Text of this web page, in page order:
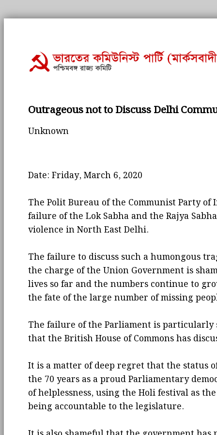
Outrageous not to Discuss Delhi
Unknown
Date: Friday, March 6, 2020
The Polit Bureau of the Communist Party
failure of the Lok Sabha and the Rajya
violence in North East Delhi.
The failure to discuss such a humongous
the charge of the Union Government is
lives so far and the numbers continue to
the fate of the large number of missing
The failure of the Parliament is
that the British House of Commons has
It is a matter of deep regret that the status
the 70 years as a proud Parliamentary
of helplessness, using the Holi festival as
being accountable to the legislature.